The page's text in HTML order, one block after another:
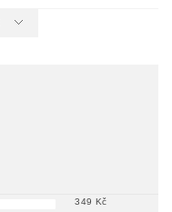
349 Kč